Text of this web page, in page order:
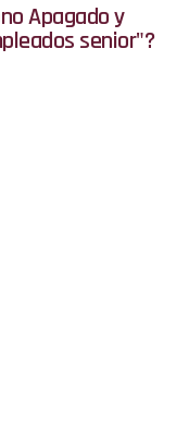
Apagado y
senior"?